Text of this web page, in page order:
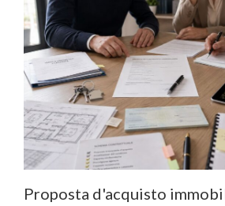
Proposta d'acquisto